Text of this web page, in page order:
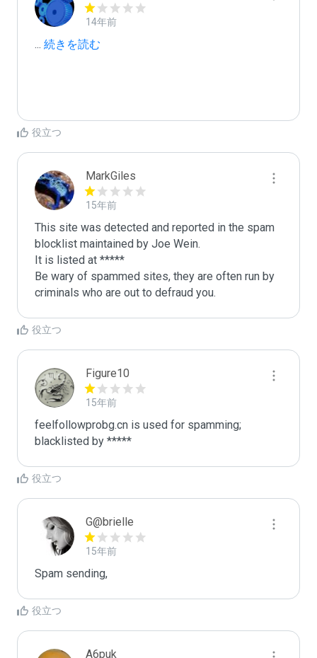
14年前
... 続きを読む
役立つ
MarkGiles
15年前
This site was detected and reported in the spam
blocklist maintained by Joe Wein.
It is listed at *****
Be wary of spammed sites, they are often run by
criminals who are out to defraud you.
役立つ
Figure10
15年前
feelfollowprobg.cn is used for spamming;
blacklisted by *****
役立つ
G@brielle
15年前
Spam sending,
役立つ
A6puk